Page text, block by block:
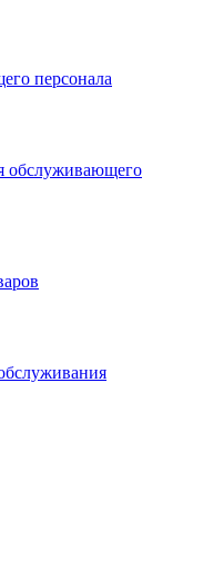
персонала
обслуживающего